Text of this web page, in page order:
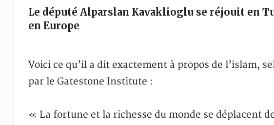
Le député Alparslan Kavaklioglu se réjouit en
en Europe
Voici ce qu’il a dit exactement à propos de l’islam,
par le Gatestone Institute :
« La fortune et la richesse du monde se déplacent